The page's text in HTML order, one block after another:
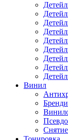
Винил